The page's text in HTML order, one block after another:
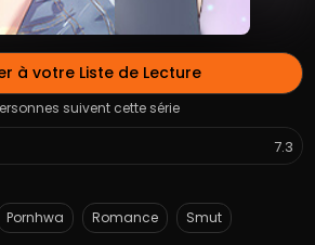
à votre Liste de Lecture
suivent cette série
7.3
Pornhwa Romance Smut